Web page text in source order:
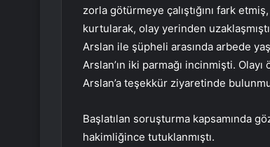
zorla götürmeye çalıştığını fark
kurtularak, olay yerinden
Arslan ile şüpheli arasında arbede
Arslan’ın iki parmağı incinmişti.
Arslan’a teşekkür ziyaretinde
Başlatılan soruşturma kapsamında
hakimliğince tutuklanmıştı.